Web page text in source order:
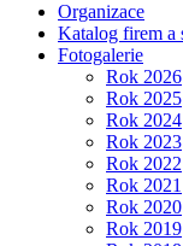
Organizace
Katalog firem a
Fotogalerie
Rok 2026
Rok 2025
Rok 2024
Rok 2023
Rok 2022
Rok 2021
Rok 2020
Rok 2019